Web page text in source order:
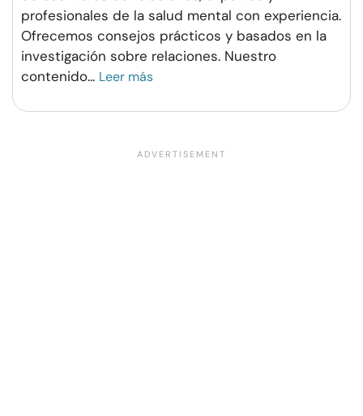
profesionales de la salud mental con experiencia.
Ofrecemos consejos prácticos y basados en la
investigación sobre relaciones. Nuestro
contenido... Leer más